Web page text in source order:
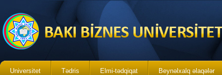
Universitet Tədris Elmi-tədqiqat Beynəlxalq əlaqələr